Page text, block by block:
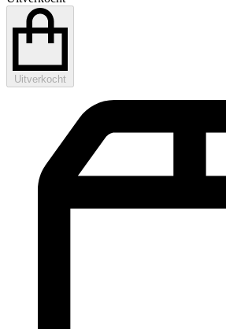
Uitverkocht